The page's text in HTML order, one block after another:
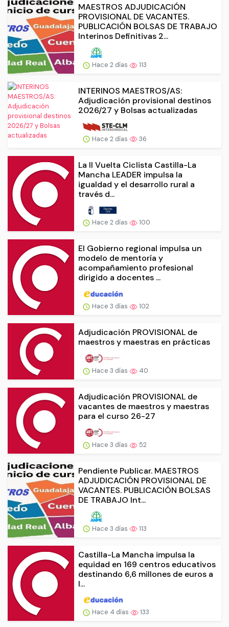
MAESTROS ADJUDICACIÓN
PROVISIONAL DE VACANTES.
PUBLICACIÓN BOLSAS DE TRABAJO
Interinos Definitivas 2...
Hace 2 días 113
INTERINOS MAESTROS/AS:
Adjudicación provisional destinos
2026/27 y Bolsas actualizadas
Hace 2 días 36
La II Vuelta Ciclista Castilla-La
Mancha LEADER impulsa la
igualdad y el desarrollo rural a
través d...
Hace 2 días 100
El Gobierno regional impulsa un
modelo de mentoría y
acompañamiento profesional
dirigido a docentes ...
Hace 3 días 102
Adjudicación PROVISIONAL de
maestros y maestras en prácticas
Hace 3 días 40
Adjudicación PROVISIONAL de
vacantes de maestros y maestras
para el curso 26-27
Hace 3 días 52
Pendiente Publicar. MAESTROS
ADJUDICACIÓN PROVISIONAL DE
VACANTES. PUBLICACIÓN BOLSAS
DE TRABAJO Int...
Hace 3 días 113
Castilla-La Mancha impulsa la
equidad en 169 centros educativos
destinando 6,6 millones de euros a
l...
Hace 4 días 133